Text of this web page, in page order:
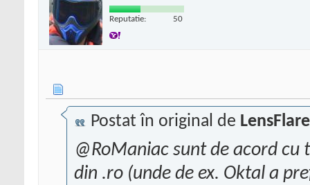
Reputatie: 50
Postat în original de LensFlare
@RoManiac sunt de acord
din .ro (unde de ex. Oktal a